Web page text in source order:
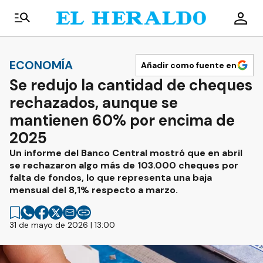
ECONOMÍA Añadir como fuente en
Se redujo la cantidad de cheques
rechazados, aunque se
mantienen 60% por encima de
2025
Un informe del Banco Central mostró que en abril
se rechazaron algo más de 103.000 cheques por
falta de fondos, lo que representa una baja
mensual del 8,1% respecto a marzo.
31 de mayo de 2026 | 13:00